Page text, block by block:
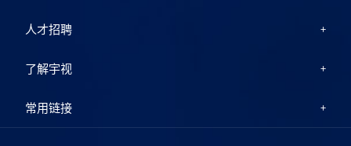
人才招聘
了解宇视
常用链接